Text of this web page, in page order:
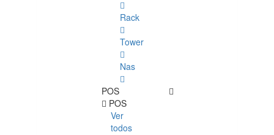
Rack
Tower
Nas
POS
POS
Ver
todos